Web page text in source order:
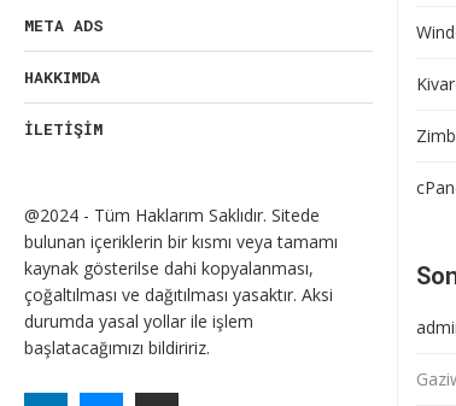
META ADS
HAKKIMDA
İLETIŞIM
@2024 - Tüm Haklarım Saklıdır. Sitede
bulunan içeriklerin bir kısmı veya tamamı
kaynak gösterilse dahi kopyalanması,
çoğaltılması ve dağıtılması yasaktır. Aksi
durumda yasal yollar ile işlem
başlatacağımızı bildiririz.